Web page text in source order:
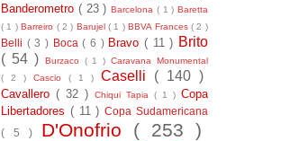
Banderometro ( 23 ) Barcelona ( 1 ) Baretta
( 1 )Barreiro ( 2 ) Barujel ( 1 )BBVA Frances ( 2 )
Belli ( 3 ) Boca( 6 ) Bravo( 11 ) Brito
( 54 )
Burzaco ( 1 )Caravana Monumental
( 2 ) Cascio ( 1 ) Caselli ( 140 )
Cavallero ( 32 ) Chiqui Tapia ( 1 ) Copa
Libertadores ( 11 )Copa Sudamericana
( 5 ) D'Onofrio ( 253 )